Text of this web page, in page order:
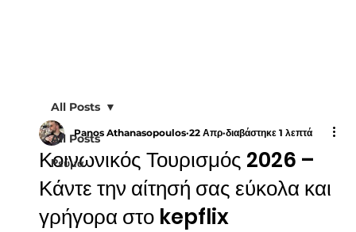
All Posts
Ρεύμα
All Posts
Κοινωνικός Τουρισμός 2026 –
Κάντε την αίτησή σας εύκολα και
γρήγορα στο kepflix
Panos Athanasopoulos 22 Απρ διαβάστηκε 1 λεπτά